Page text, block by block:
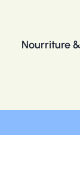
Nourriture
c